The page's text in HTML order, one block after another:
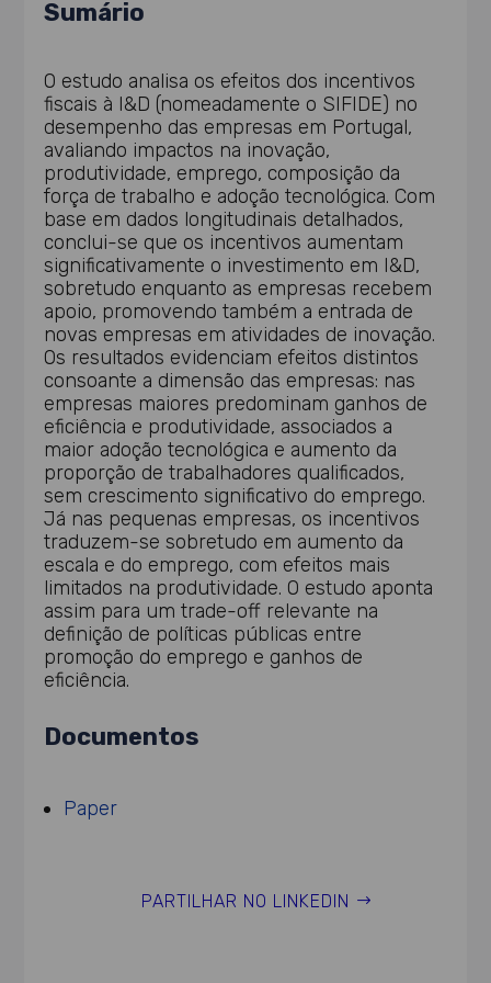
Sumário
O estudo analisa os efeitos dos incentivos
fiscais à I&D (nomeadamente o SIFIDE) no
desempenho das empresas em Portugal,
avaliando impactos na inovação,
produtividade, emprego, composição da
força de trabalho e adoção tecnológica. Com
base em dados longitudinais detalhados,
conclui-se que os incentivos aumentam
significativamente o investimento em I&D,
sobretudo enquanto as empresas recebem
apoio, promovendo também a entrada de
novas empresas em atividades de inovação.
Os resultados evidenciam efeitos distintos
consoante a dimensão das empresas: nas
empresas maiores predominam ganhos de
eficiência e produtividade, associados a
maior adoção tecnológica e aumento da
proporção de trabalhadores qualificados,
sem crescimento significativo do emprego.
Já nas pequenas empresas, os incentivos
traduzem-se sobretudo em aumento da
escala e do emprego, com efeitos mais
limitados na produtividade. O estudo aponta
assim para um trade-off relevante na
definição de políticas públicas entre
promoção do emprego e ganhos de
eficiência.
Documentos
Paper
PARTILHAR NO LINKEDIN